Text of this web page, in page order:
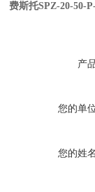
费斯托SPZ-20-50-
产
您的单
您的姓